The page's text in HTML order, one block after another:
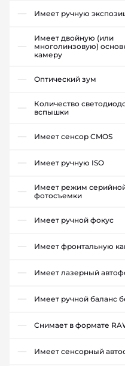
Имеет ручную
Имеет двойную (или
многолинзовую)
камеру
Оптический зум
Количество
вспышки
Имеет сенсор CMOS
Имеет ручную ISO
Имеет режим
фотосъемки
Имеет ручной фокус
Имеет фронтальную
Имеет лазерный
Имеет ручной баланс
Снимает в формате
Имеет сенсорный